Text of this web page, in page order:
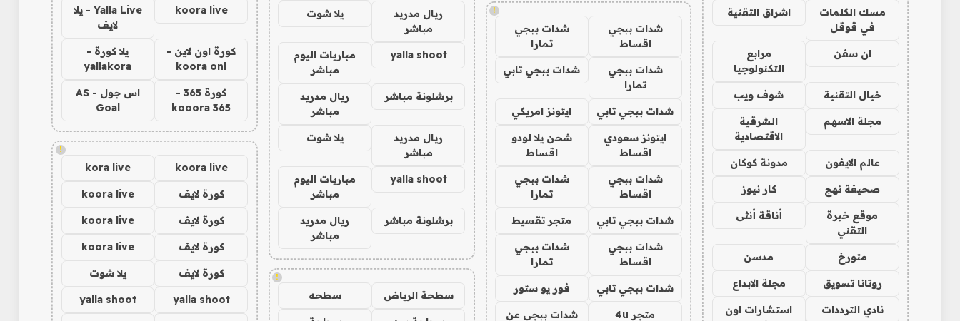
مسك الكلمات
في قوقل
اشراق التقنية
ان سفن
مرابع
التكنولوجيا
خيال التقنية شوف ويب
مجلة الاسهم
الشرقية
الاقتصادية
عالم الايفون مدونة كوكان
صحيفة نهج كار نيوز
موقع خبرة
التقني
أناقة أنثى
متورخ مدسن
روتانا تسويق مجلة الابداع
نادي الترددات
استشارات اون
!
شدات ببجي
اقساط
شدات ببجي
تمارا
شدات ببجي
تمارا
شدات ببجي تابي
شدات ببجي تابي ايتونز امريكي
ايتونز سعودي
اقساط
شحن يلا لودو
اقساط
شدات ببجي
اقساط
شدات ببجي
تمارا
شدات ببجي تابي متجر تقسيط
شدات ببجي
اقساط
شدات ببجي
تمارا
شدات ببجي تابي فور يو ستور
متجر 4u
شدات ببجي عن
ريال مدريد
مباشر
يلا شوت
yalla shoot
مباريات اليوم
مباشر
برشلونة مباشر
ريال مدريد
مباشر
ريال مدريد
مباشر
يلا شوت
yalla shoot
مباريات اليوم
مباشر
برشلونة مباشر
ريال مدريد
مباشر
!
سطحة الرياض سطحه
koora live
Yalla Live - يلا
لايف
كورة اون لاين -
koora onl
يلا كورة -
yallakora
كورة 365 -
kooora 365
اس جول - AS
Goal
!
koora live
kora live
كورة لايف koora live
كورة لايف koora live
كورة لايف koora live
كورة لايف يلا شوت
yalla shoot
yalla shoot